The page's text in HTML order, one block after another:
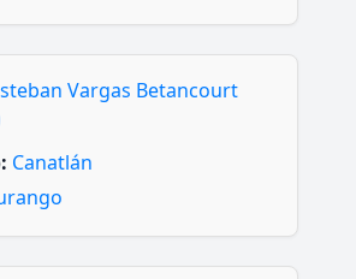
Vargas Betancourt
Canatlán